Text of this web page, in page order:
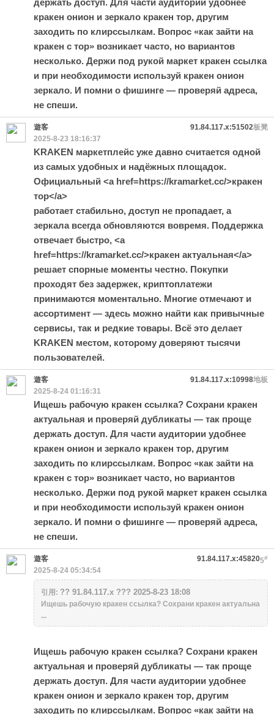
держать доступ. Для части аудитории удобнее
кракен онион и зеркало кракен тор, другим
заходить по клирссылкам. Вопрос «как зайти на
кракен с тор» возникает часто, но вариантов
несколько. Держи под рукой маркет кракен ссылка
и при необходимости используй кракен онион
зеркало. И помни о фишинге — проверяй адреса,
не спеши.
板凳
遊客
91.84.117.x:51502
2025-8-23 18:16:37
KRAKEN маркетплейс уже давно считается одной
из самых удобных и надёжных площадок.
Официальный <a href=https://kramarket.cc/>кракен
тор</a>
работает стабильно, доступ не пропадает, а
зеркала всегда обновляются вовремя. Поддержка
отвечает быстро, <a
href=https://kramarket.cc/>кракен актуальная</a>
решает спорные моменты честно. Покупки
проходят без задержек, криптоплатежи
принимаются моментально. Многие отмечают и
ассортимент — здесь можно найти как привычные
сервисы, так и редкие товары. Всё это делает
KRAKEN местом, которому доверяют тысячи
пользователей.
地板
遊客
91.84.117.x:10998
2025-8-24 01:16:31
Ищешь рабочую кракен ссылка? Сохрани кракен
актуальная и проверяй дубликаты — так проще
держать доступ. Для части аудитории удобнее
кракен онион и зеркало кракен тор, другим
заходить по клирссылкам. Вопрос «как зайти на
кракен с тор» возникает часто, но вариантов
несколько. Держи под рукой маркет кракен ссылка
и при необходимости используй кракен онион
зеркало. И помни о фишинге — проверяй адреса,
не спеши.
5#
遊客
91.84.117.x:45820
2025-8-24 05:34:54
引用: ?? 91.84.117.x ??? 2025-8-23 18:08
Ищешь рабочую кракен ссылка? Сохрани кракен актуальна
...
Ищешь рабочую кракен ссылка? Сохрани кракен
актуальная и проверяй дубликаты — так проще
держать доступ. Для части аудитории удобнее
кракен онион и зеркало кракен тор, другим
заходить по клирссылкам. Вопрос «как зайти на